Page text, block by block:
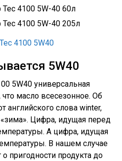
Tec 4100 5W-40 60л
Tec 4100 5W-40 205л
5W40
5W40 универсальная
что масло всесезонное. Об
английского слова winter,
Цифра, идущая перед
А цифра, идущая
В нашем случае
о пригодности продукта до